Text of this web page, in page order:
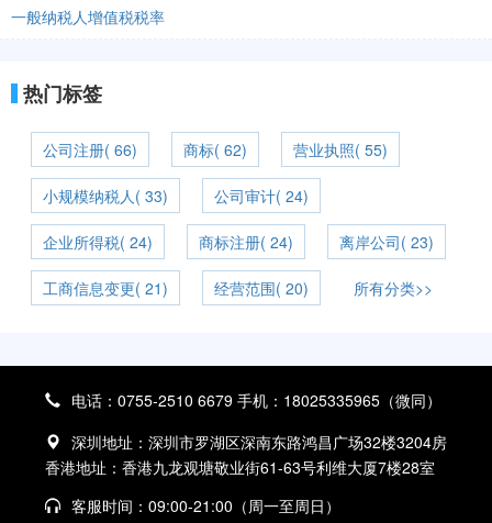
一般纳税人增值税税率
热门标签
公司注册( 66) 商标( 62) 营业执照( 55)
小规模纳税人( 33) 公司审计( 24)
企业所得税( 24) 商标注册( 24) 离岸公司( 23)
工商信息变更( 21) 经营范围( 20) 所有分类>>
电话：0755-2510 6679 手机：18025335965（微同）
深圳地址：深圳市罗湖区深南东路鸿昌广场32楼3204房
香港地址：香港九龙观塘敬业街61-63号利维大厦7楼28室
客服时间：09:00-21:00（周一至周日）